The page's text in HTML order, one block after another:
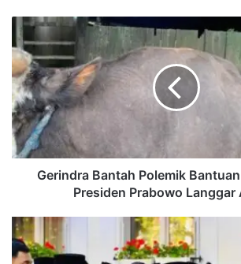
Gerindra
Bantah
Polemik
Bantuan
Sapi
Kurban
Presiden
Prabowo
Langgar
AturanGerindra Bantah Polemik
Presiden Prabowo Langgar
Prabowo
Salat
Iduladha